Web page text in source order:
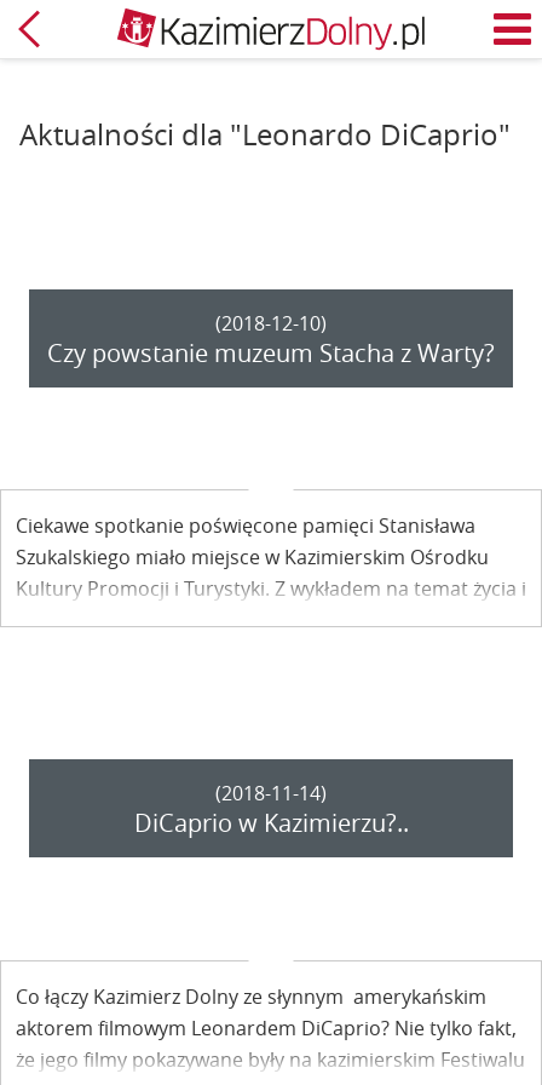
Powrót
Aktualności dla "Leonardo DiCaprio"
(2018-12-10)
Czy powstanie muzeum Stacha z Warty?
Ciekawe spotkanie poświęcone pamięci Stanisława
Szukalskiego miało miejsce w Kazimierskim Ośrodku
Kultury Promocji i Turystyki. Z wykładem na temat życia i
twórczości Stacha z Warty wystąpił Tadeusz Strzępek z
(2018-11-14)
DiCaprio w Kazimierzu?..
Co łączy Kazimierz Dolny ze słynnym amerykańskim
aktorem filmowym Leonardem DiCaprio? Nie tylko fakt,
że jego filmy pokazywane były na kazimierskim Festiwalu